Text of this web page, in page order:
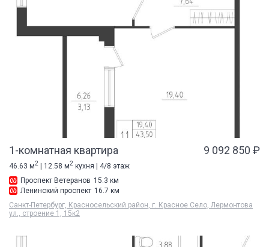
1-комнатная квартира 9 092 850 ₽
46.63 м2 | 12.58 м2 кухня | 4/8 этаж
Проспект Ветеранов 15.3 км
Ленинский проспект 16.7 км
Санкт-Петербург, Красносельский район, г. Красное Село, Лермонтова
ул., строение 1, 15к2